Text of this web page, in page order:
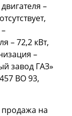
–
– 72,2 кВт,
–
завод ГАЗ»
ВО 93,
на